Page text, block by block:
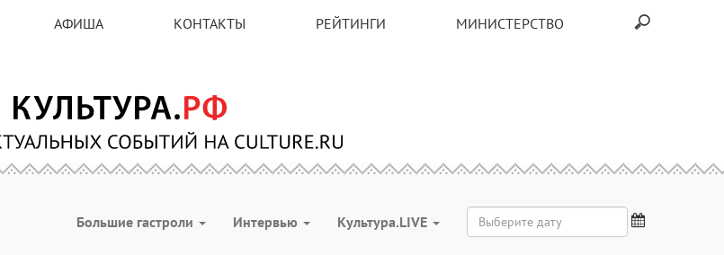
АФИША КОНТАКТЫ РЕЙТИНГИ МИНИСТЕРСТВО
Большие гастроли Интервью Культура.LIVE